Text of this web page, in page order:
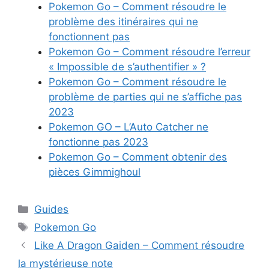
Pokemon Go – Comment résoudre le
problème des itinéraires qui ne
fonctionnent pas
Pokemon Go – Comment résoudre l’erreur
« Impossible de s’authentifier » ?
Pokemon Go – Comment résoudre le
problème de parties qui ne s’affiche pas
2023
Pokemon GO – L’Auto Catcher ne
fonctionne pas 2023
Pokemon Go – Comment obtenir des
pièces Gimmighoul
Catégories
Guides
Étiquettes
Pokemon Go
Like A Dragon Gaiden – Comment résoudre
la mystérieuse note